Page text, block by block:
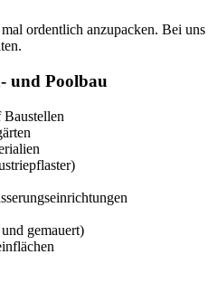
ordentlich anzupacken. Bei
und Poolbau
gemauert)